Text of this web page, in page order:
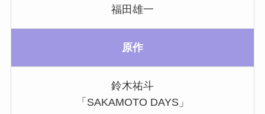
福田雄一
原作
鈴木祐斗
「SAKAMOTO DAYS」